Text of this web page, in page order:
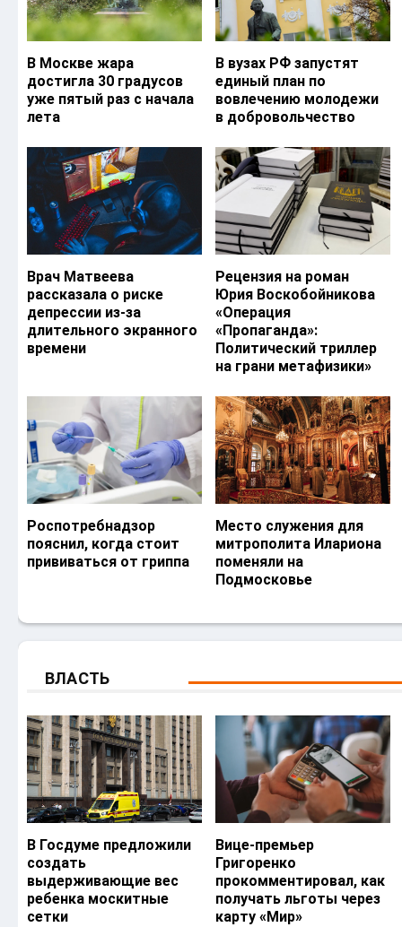
В Москве жара
достигла 30 градусов
уже пятый раз с начала
лета
В вузах РФ запустят
единый план по
вовлечению молодежи
в добровольчество
Врач Матвеева
рассказала о риске
депрессии из-за
длительного экранного
времени
Рецензия на роман
Юрия Воскобойникова
«Операция
«Пропаганда»:
Политический триллер
на грани метафизики»
Роспотребнадзор
пояснил, когда стоит
прививаться от гриппа
Место служения для
митрополита Илариона
поменяли на
Подмосковье
ВЛАСТЬ
В Госдуме предложили
создать
выдерживающие вес
ребенка москитные
сетки
Вице-премьер
Григоренко
прокомментировал, как
получать льготы через
карту «Мир»